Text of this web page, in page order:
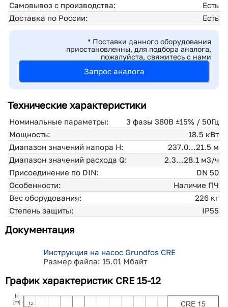
Самовывоз с производства:
Есть
Доставка по России:
Есть
* Поставки данного оборудования
приостановленны, для подбора аналога,
пожалуйста, свяжитесь с нами
Запрос аналога
Технические характеристики
Номинальные параметры:
3 фазы 380В ±15% / 50Гц
Мощность:
18.5 кВт
Диапазон значений напора H:
237.0...21.5 м
Диапазон значений расхода Q:
2.3...28.1 м3/ч
Присоединение по DIN:
DN 50
Особенности:
Наличие ПЧ
Вес оборудования:
226 кг
Степень защиты:
IP55
Документация
Инструкция на насос Grundfos CRE
Размер файла: 15.01 Мбайт
График характеристик CRE 15-12